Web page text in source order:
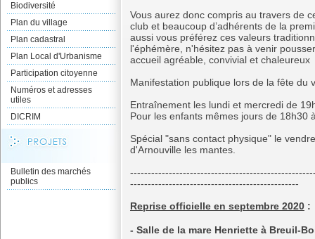
Biodiversité
Plan du village
Plan cadastral
Plan Local d'Urbanisme
Participation citoyenne
Numéros et adresses
utiles
DICRIM
Bulletin des marchés
publics
Vous aurez donc compris au travers de
club et beaucoup d’adhérents de la
aussi vous préférez ces valeurs
l'éphémère, n'hésitez pas à venir
accueil agréable, convivial et chaleureux
Manifestation publique lors de la fête du
Entraînement les lundi et mercredi de
Pour les enfants mêmes jours de 18h30
Spécial "sans contact physique" le
d'Arnouville les mantes.
------------------------------------------------
Reprise officielle en septembre 2020 :
- Salle de la mare Henriette à Breuil-